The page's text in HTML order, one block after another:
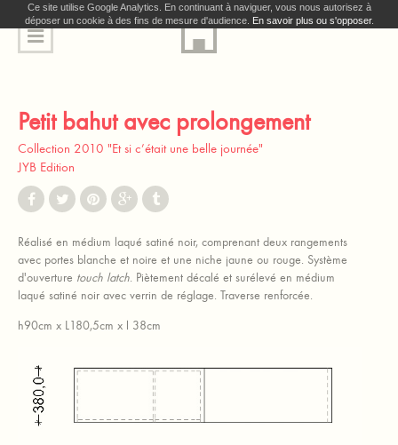
Ce site utilise Google Analytics. En continuant à naviguer, vous nous autorisez à
déposer un cookie à des fins de mesure d'audience. En savoir plus ou s'opposer.
Petit bahut avec prolongement
Collection 2010 "Et si c’était une belle journée"
JYB Edition
Réalisé en médium laqué satiné noir, comprenant deux rangements
avec portes blanche et noire et une niche jaune ou rouge. Système
d'ouverture touch latch. Piètement décalé et surélevé en médium
laqué satiné noir avec verrin de réglage. Traverse renforcée.
h90cm x L180,5cm x l 38cm